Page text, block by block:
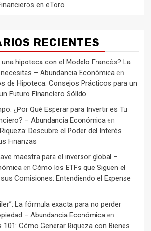
en eToro
RECIENTES
hipoteca con el Modelo Francés? La
– Abundancia Económica en
de Hipoteca: Consejos Prácticos para un
Futuro Financiero Sólido
¿Por Qué Esperar para Invertir es Tu
– Abundancia Económica en
Descubre el Poder del Interés
Finanzas
maestra para el inversor global –
en Cómo los ETFs que Siguen el
Comisiones: Entendiendo el Expense
La fórmula exacta para no perder
– Abundancia Económica en
101: Cómo Generar Riqueza con Bienes